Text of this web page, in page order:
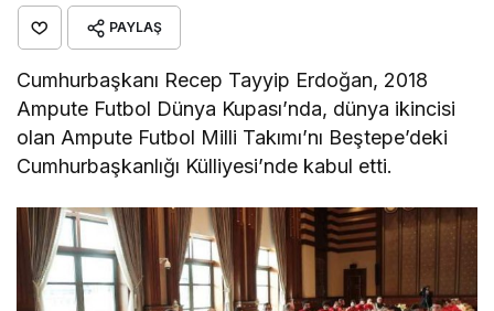
PAYLAŞ
Cumhurbaşkanı Recep Tayyip Erdoğan, 2018
Ampute Futbol Dünya Kupası’nda, dünya ikincisi
olan Ampute Futbol Milli Takımı’nı Beştepe’deki
Cumhurbaşkanlığı Külliyesi’nde kabul etti.